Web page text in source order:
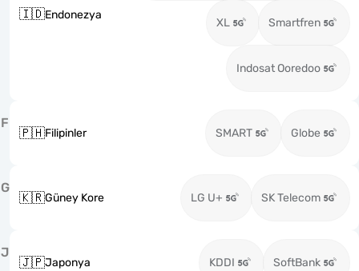
🇮🇩Endonezya
XL Smartfren
Indosat Ooredoo
F
🇵🇭Filipinler SMART Globe
G
🇰🇷Güney Kore LG U+ SK Telecom
J
🇯🇵Japonya KDDI SoftBank